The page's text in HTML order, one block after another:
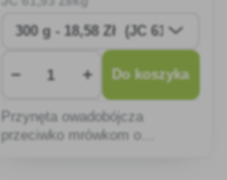
− + Do koszyka
Przynęta owadobójcza
przeciwko mrówkom o